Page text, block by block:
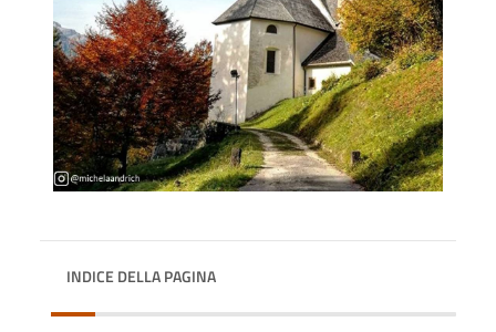
INDICE DELLA PAGINA